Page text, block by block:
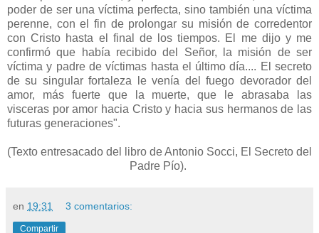
poder de ser una víctima perfecta, sino también una víctima
perenne, con el fin de prolongar su misión de corredentor
con Cristo hasta el final de los tiempos. El me dijo y me
confirmó que había recibido del Señor, la misión de ser
víctima y padre de víctimas hasta el último día.... El secreto
de su singular fortaleza le venía del fuego devorador del
amor, más fuerte que la muerte, que le abrasaba las
visceras por amor hacia Cristo y hacia sus hermanos de las
futuras generaciones".
(Texto entresacado del libro de Antonio Socci, El Secreto del
Padre Pío).
en 19:31 3 comentarios:
Compartir